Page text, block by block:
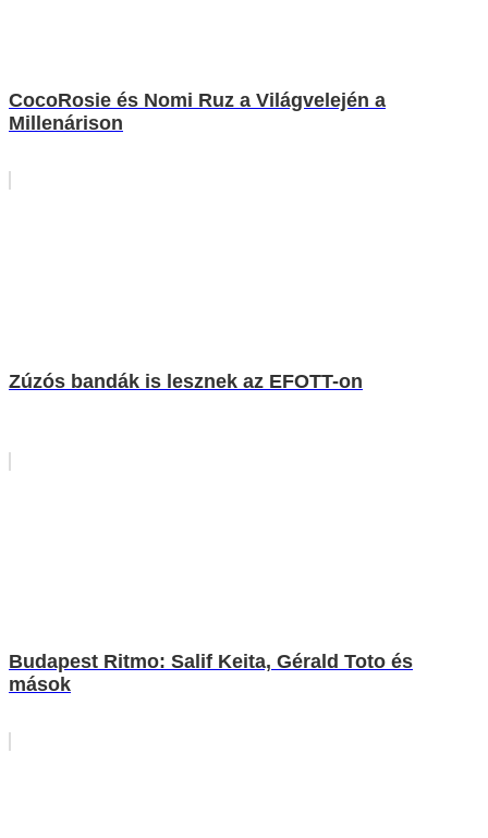
CocoRosie és Nomi Ruz a Világvelején a
Millenárison
Zúzós bandák is lesznek az EFOTT-on
Budapest Ritmo: Salif Keita, Gérald Toto és
mások